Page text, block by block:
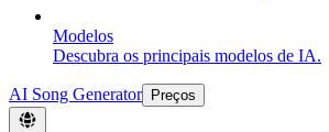
Modelos
Descubra os principais modelos de IA.
AI Song Generator Preços